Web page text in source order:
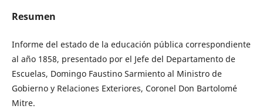
Resumen
Informe del estado de la educación pública correspondiente
al año 1858, presentado por el Jefe del Departamento de
Escuelas, Domingo Faustino Sarmiento al Ministro de
Gobierno y Relaciones Exteriores, Coronel Don Bartolomé
Mitre.